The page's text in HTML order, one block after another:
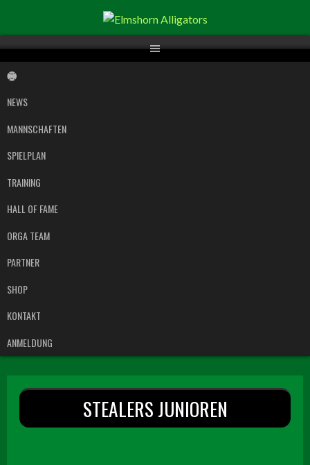
Inhalt
NEWS
MANNSCHAFTEN
SPIELPLAN
TRAINING
HALL OF FAME
ORGA TEAM
PARTNER
SHOP
KONTAKT
ANMELDUNG
STEALERS JUNIOREN